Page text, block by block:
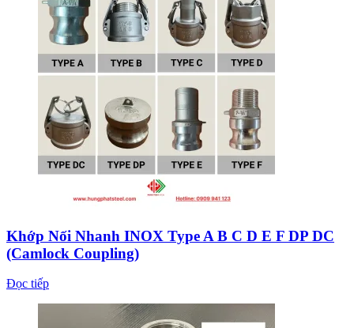
Khớp Nối Nhanh INOX Type A B C D E F DP DC
(Camlock Coupling)
Đọc tiếp